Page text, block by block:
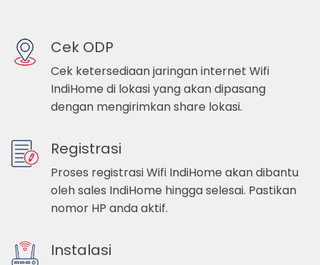
Cek ODP
Cek ketersediaan jaringan internet Wifi
IndiHome di lokasi yang akan dipasang
dengan mengirimkan share lokasi.
Registrasi
Proses registrasi Wifi IndiHome akan dibantu
oleh sales IndiHome hingga selesai. Pastikan
nomor HP anda aktif.
Instalasi